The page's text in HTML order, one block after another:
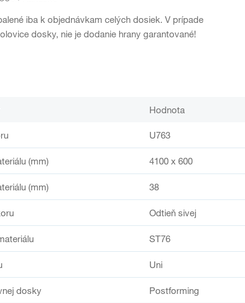
iba k objednávkam celých dosiek. V prípade
dosky, nie je dodanie hrany garantované!
Hodnota
U763
(mm) 4100 x 600
(mm) 38
Odtieň sivej
ST76
Uni
dosky Postforming